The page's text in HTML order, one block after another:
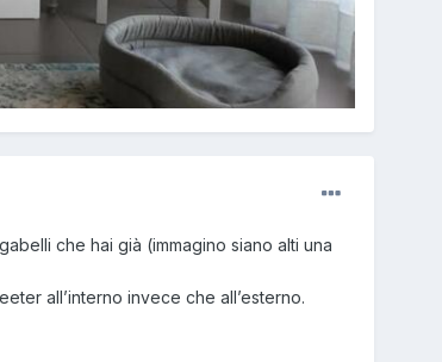
che hai già (immagino siano alti una
all’interno invece che all’esterno.